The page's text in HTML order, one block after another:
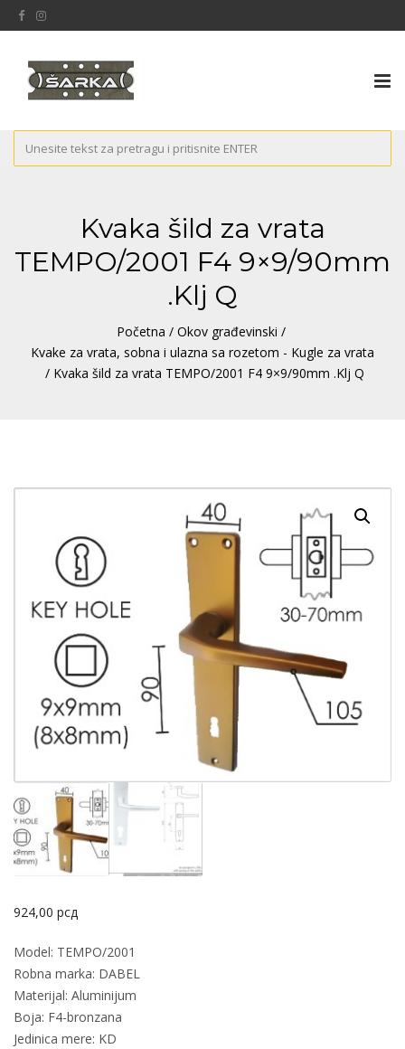
Kvaka šild za vrata
TEMPO/2001 F4 9×9/90mm
.Klj Q
Početna / Okov građevinski /
Kvake za vrata, sobna i ulazna sa rozetom - Kugle za vrata
/ Kvaka šild za vrata TEMPO/2001 F4 9×9/90mm .Klj Q
924,00 рсд
Model: TEMPO/2001
Robna marka: DABEL
Materijal: Aluminijum
Boja: F4-bronzana
Jedinica mere: KD